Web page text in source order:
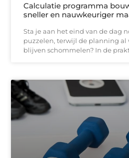
Calculatie programma
sneller en nauwkeuriger
Sta je aan het eind van de dag
puzzelen, terwijl de planning al
blijven schommelen? In de